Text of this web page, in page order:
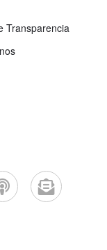
Transparencia